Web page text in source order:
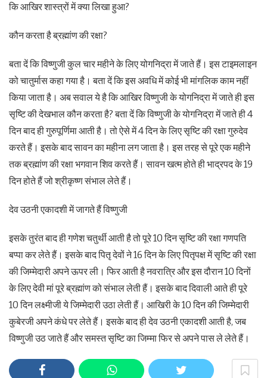
कि आखिर शास्त्रों में क्या लिखा हुआ?
कौन करता है ब्रह्मांण की रक्षा?
बता दें कि विष्णुजी कुल चार महीने के लिए योगनिद्रा में जाते हैं। इस टाइमलाइन
को चातुर्मास कहा गया है। बता दें कि इस अवधि में कोई भी मांगलिक काम नहीं
किया जाता है। अब सवाल ये है कि आखिर विष्णुजी के योगनिद्रा में जाते ही इस
सृष्टि की देखभाल कौन करता है? बता दें कि विष्णुजी के योगनिद्रा में जाते ही 4
दिन बाद ही गुरुपूर्णिमा आती है। तो ऐसे में 4 दिन के लिए सृष्टि की रक्षा गुरुदेव
करते हैं। इसके बाद सावन का महीना लग जाता है। इस तरह से पूरे एक महीने
तक ब्रह्मांण की रक्षा भगवान शिव करते हैं। सावन खत्म होते ही भाद्रपद के 19
दिन होते हैं जो श्रीकृष्ण संभाल लेते हैं।
देव उठनी एकादशी में जागते हैं विष्णुजी
इसके तुरंत बाद ही गणेश चतुर्थी आती है तो पूरे 10 दिन सृष्टि की रक्षा गणपति
बप्पा कर लेते हैं। इसके बाद पितृ देवों ने 16 दिन के लिए पितृपक्ष में सृष्टि की रक्षा
की जिम्मेदारी अपने ऊपर ली। फिर आती है नवरात्रि और इस दौरान 10 दिनों
के लिए देवी मां पूरे ब्रह्मांण को संभाल लेती हैं। इसके बाद दिवाली आते ही पूरे
10 दिन लक्ष्मीजी ये जिम्मेदारी उठा लेती हैं। आखिरी के 10 दिन की जिम्मेदारी
कुबेरजी अपने कंधे पर लेते हैं। इसके बाद ही देव उठनी एकादशी आती है, जब
विष्णुजी उठ जाते हैं और समस्त सृष्टि का जिम्मा फिर से अपने पास ले लेते हैं।